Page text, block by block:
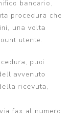
bancario,
procedura che
una volta
utente.
puoi
ricevuta,
fax al numero